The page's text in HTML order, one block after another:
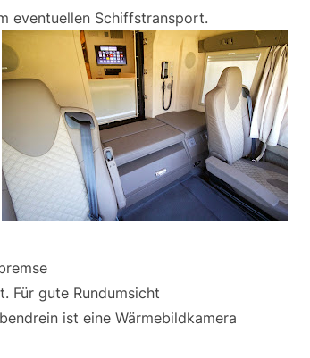
eventuellen Schiffstransport.
Für gute Rundumsicht
ist eine Wärmebildkamera